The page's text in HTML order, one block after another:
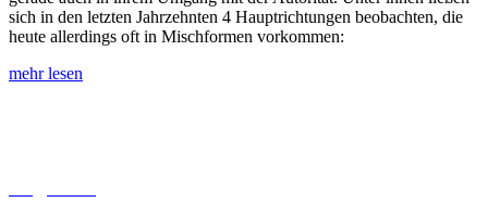
sich in den letzten Jahrzehnten 4 Hauptrichtungen beobachten, die
heute allerdings oft in Mischformen vorkommen:
mehr lesen